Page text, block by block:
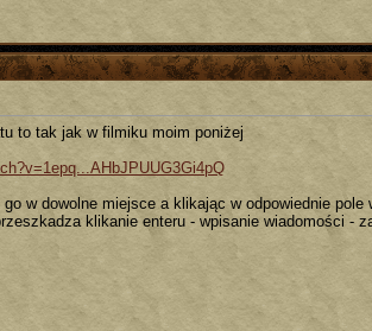
to tak jak w filmiku moim poniżej
w dowolne miejsce a klikając w odpowiednie
klikanie enteru - wpisanie wiadomości -